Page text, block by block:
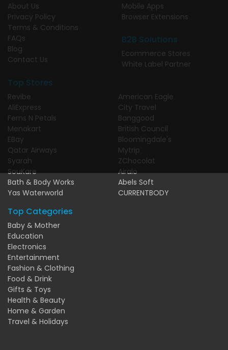
About Us
Privacy Policy
Terms & Conditions
FAQs
Blog
Contact Us
Mobile Apps
Browser Extensions
B2B Solutions
Ecommerce Stores
White Label Partner
Top Stores
Revibe
AliExpress
Ferns N Petals
Menakart
EBay
Qatar Airways
Syarah
SouKare
Bath & Body Works
Yas Waterworld
American Eagle
City Travel
Banggood
British Council
Bloomingdale's
Mytrip
ZChocolat
Airalo
Abels Soft
CURRENTBODY
Top Categories
Baby & Mother
Education
Electronics
Entertainment
Fashion & Clothing
Food & Drink
Gifts & Toys
Health & Beauty
Home & Garden
Travel & Holidays